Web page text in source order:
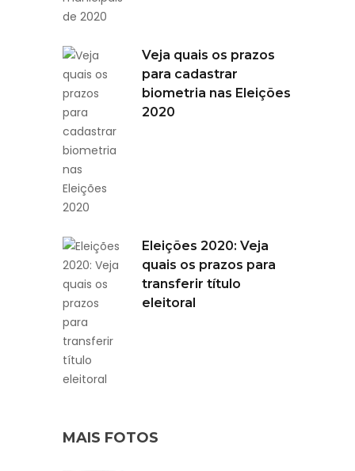
Veja quais os prazos
para cadastrar
biometria nas Eleições
2020
Eleições 2020: Veja
quais os prazos para
transferir título
eleitoral
MAIS FOTOS